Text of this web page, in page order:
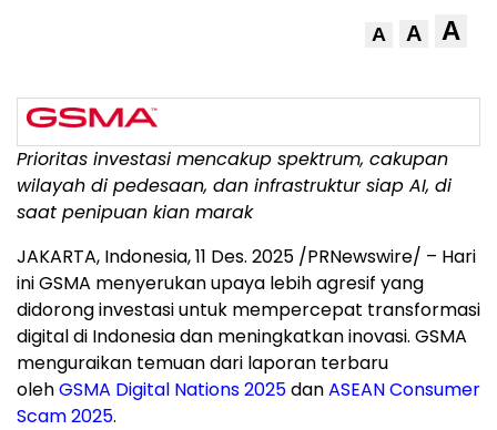
A A A
Prioritas investasi mencakup spektrum, cakupan
wilayah di pedesaan, dan infrastruktur siap AI, di
saat penipuan kian marak
JAKARTA, Indonesia,11 Des. 2025 /PRNewswire/ – Hari
ini GSMA menyerukan upaya lebih agresif yang
didorong investasi untuk mempercepat transformasi
digital di Indonesiadan meningkatkan inovasi. GSMA
menguraikan temuan dari laporan terbaru
olehGSMA Digital Nations 2025danASEAN Consumer
Scam 2025.